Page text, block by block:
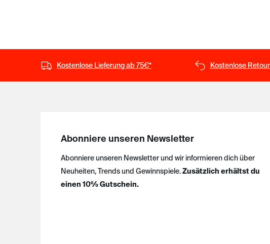
Kostenlose Lieferung ab 75€* Kostenlose
Abonniere unseren Newsletter
Abonniere unseren Newsletter und wir informieren dich über
Neuheiten, Trends und Gewinnspiele.Zusätzlich erhältst du
einen 10% Gutschein.